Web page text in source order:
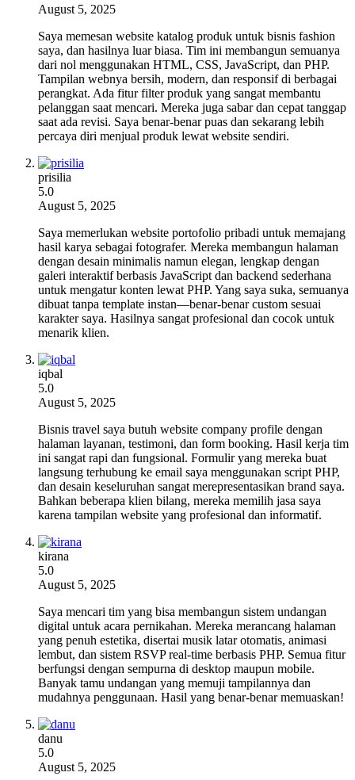
August 5, 2025
Saya memesan website katalog produk untuk bisnis fashion
saya, dan hasilnya luar biasa. Tim ini membangun semuanya
dari nol menggunakan HTML, CSS, JavaScript, dan PHP.
Tampilan webnya bersih, modern, dan responsif di berbagai
perangkat. Ada fitur filter produk yang sangat membantu
pelanggan saat mencari. Mereka juga sabar dan cepat tanggap
saat ada revisi. Saya benar-benar puas dan sekarang lebih
percaya diri menjual produk lewat website sendiri.
prisilia
5.0
August 5, 2025
Saya memerlukan website portofolio pribadi untuk memajang
hasil karya sebagai fotografer. Mereka membangun halaman
dengan desain minimalis namun elegan, lengkap dengan
galeri interaktif berbasis JavaScript dan backend sederhana
untuk mengatur konten lewat PHP. Yang saya suka, semuanya
dibuat tanpa template instan—benar-benar custom sesuai
karakter saya. Hasilnya sangat profesional dan cocok untuk
menarik klien.
iqbal
5.0
August 5, 2025
Bisnis travel saya butuh website company profile dengan
halaman layanan, testimoni, dan form booking. Hasil kerja tim
ini sangat rapi dan fungsional. Formulir yang mereka buat
langsung terhubung ke email saya menggunakan script PHP,
dan desain keseluruhan sangat merepresentasikan brand saya.
Bahkan beberapa klien bilang, mereka memilih jasa saya
karena tampilan website yang profesional dan informatif.
kirana
5.0
August 5, 2025
Saya mencari tim yang bisa membangun sistem undangan
digital untuk acara pernikahan. Mereka merancang halaman
yang penuh estetika, disertai musik latar otomatis, animasi
lembut, dan sistem RSVP real-time berbasis PHP. Semua fitur
berfungsi dengan sempurna di desktop maupun mobile.
Banyak tamu undangan yang memuji tampilannya dan
mudahnya penggunaan. Hasil yang benar-benar memuaskan!
danu
5.0
August 5, 2025